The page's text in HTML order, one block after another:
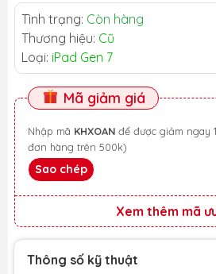
Tình trạng: Còn hàng
Thương hiệu: Cũ
Loại: iPad Gen 7
Mã giảm giá
Nhập mã KHXOAN
đơn hàng trên 500k)
Sao chép
Xem thêm mã
Thông số kỹ thuật